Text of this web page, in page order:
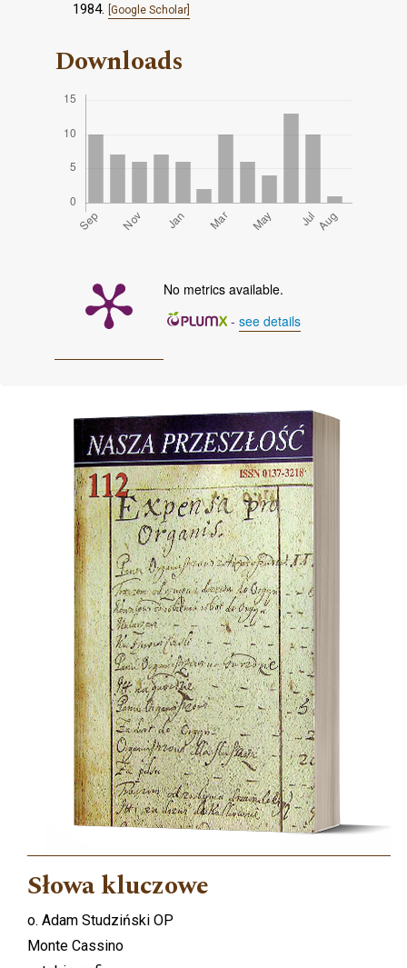
1984. [Google Scholar]
Downloads
No metrics available.
- see details
Słowa kluczowe
o. Adam Studziński OP
Monte Cassino